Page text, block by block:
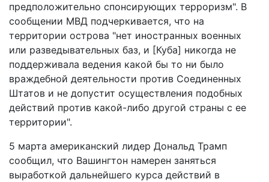
предположительно спонсирующих терроризм". В
сообщении МВД подчеркивается, что на
территории острова "нет иностранных военных
или разведывательных баз, и [Куба] никогда не
поддерживала ведения какой бы то ни было
враждебной деятельности против Соединенных
Штатов и не допустит осуществления подобных
действий против какой-либо другой страны с ее
территории".
5 марта американский лидер Дональд Трамп
сообщил, что Вашингтон намерен заняться
выработкой дальнейшего курса действий в